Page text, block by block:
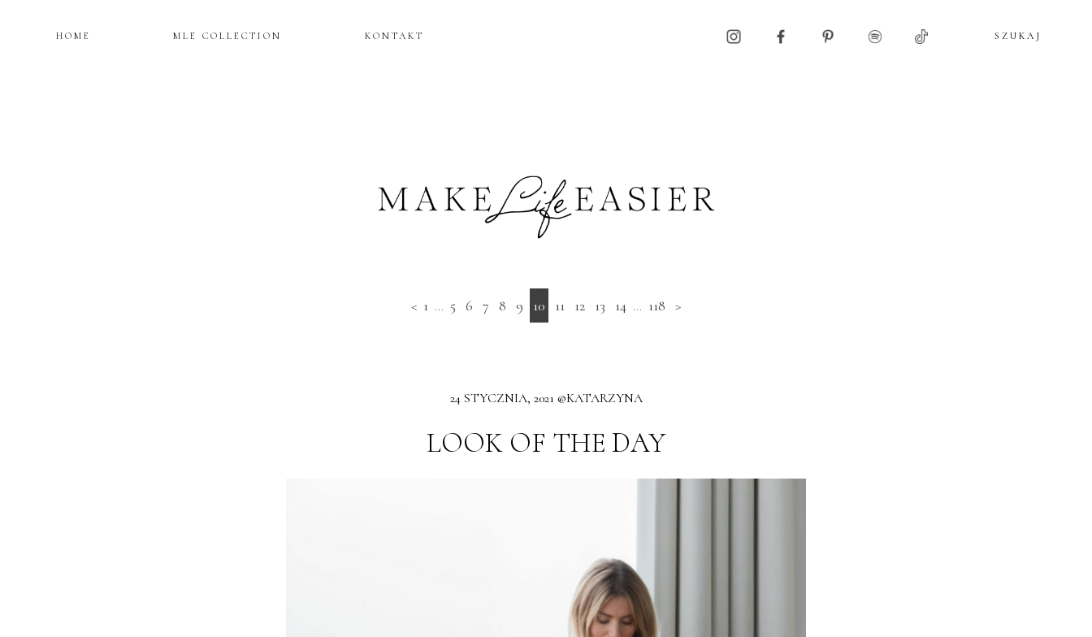
HOME MLE COLLECTION KONTAKT
< 1 ... 5 6 7 8 9 10 11 12 13 14 ... 118 >
24 STYCZNIA, 2021 @KATARZYNA
LOOK OF THE DAY